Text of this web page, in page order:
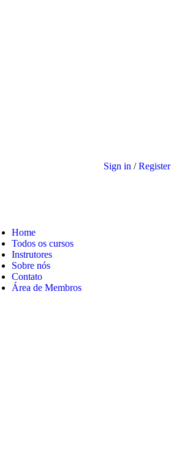
Sign in / Register
Home
Todos os cursos
Instrutores
Sobre nós
Contato
Área de Membros